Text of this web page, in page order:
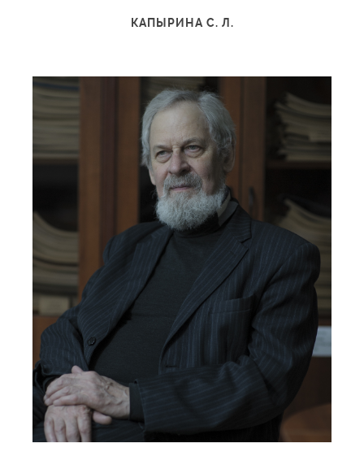
КАПЫРИНА С. Л.